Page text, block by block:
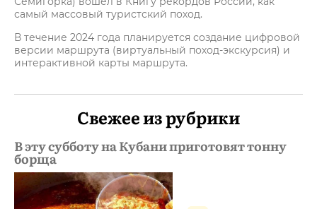
самый массовый туристский поход.
В течение 2024 года планируется создание цифровой
версии маршрута (виртуальный поход-экскурсия) и
интерактивной карты маршрута.
Свежее из рубрики
В эту субботу на Кубани приготовят тонну
борща